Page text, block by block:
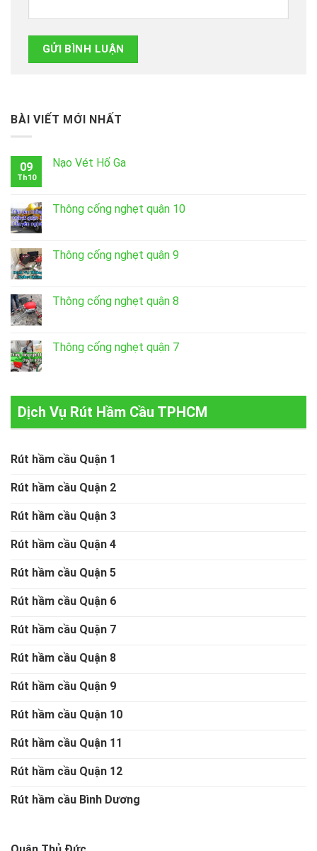
BÀI VIẾT MỚI NHẤT
09
Th10
Nạo Vét Hố Ga
Thông cống nghẹt quận 10
Thông cống nghẹt quận 9
Thông cống nghẹt quận 8
Thông cống nghẹt quận 7
Dịch Vụ Rút Hầm Cầu TPHCM
Rút hầm cầu Quận 1
Rút hầm cầu Quận 2
Rút hầm cầu Quận 3
Rút hầm cầu Quận 4
Rút hầm cầu Quận 5
Rút hầm cầu Quận 6
Rút hầm cầu Quận 7
Rút hầm cầu Quận 8
Rút hầm cầu Quận 9
Rút hầm cầu Quận 10
Rút hầm cầu Quận 11
Rút hầm cầu Quận 12
Rút hầm cầu Bình Dương